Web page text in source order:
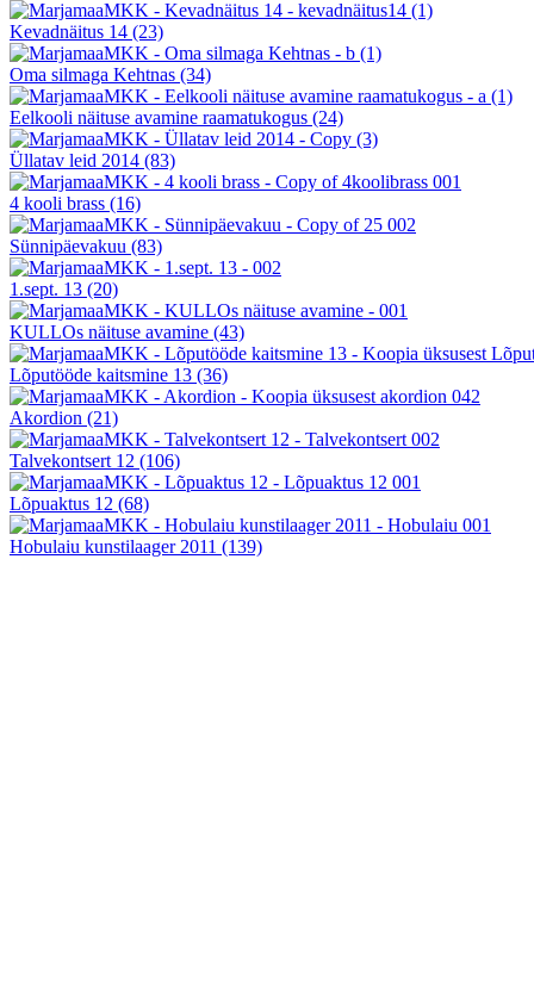
Kevadnäitus 14 (23)
Oma silmaga Kehtnas (34)
Eelkooli näituse avamine raamatukogus (24)
Üllatav leid 2014 (83)
4 kooli brass (16)
Sünnipäevakuu (83)
1.sept. 13 (20)
KULLOs näituse avamine (43)
Lõputööde kaitsmine 13 (36)
Akordion (21)
Talvekontsert 12 (106)
Lõpuaktus 12 (68)
Hobulaiu kunstilaager 2011 (139)